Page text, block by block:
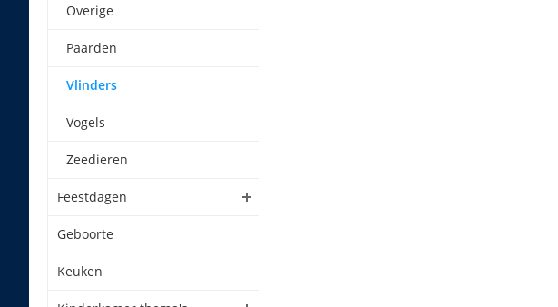
Overige
Paarden
Vlinders
Vogels
Zeedieren
Feestdagen
Geboorte
Keuken